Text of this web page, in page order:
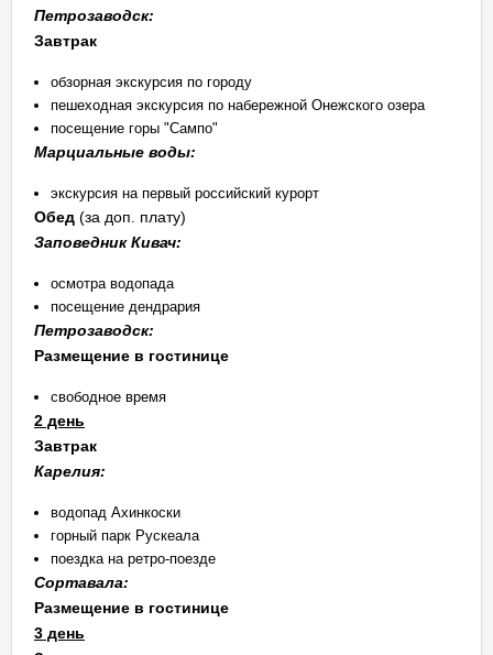
Петрозаводск:
Завтрак
обзорная экскурсия по городу
пешеходная экскурсия по набережной Онежского озера
посещение горы "Сампо"
Марциальные воды:
экскурсия на первый российский курорт
Обед (за доп. плату)
Заповедник Кивач:
осмотра водопада
посещение дендрария
Петрозаводск:
Размещение в гостинице
свободное время
2 день
Завтрак
Карелия:
водопад Ахинкоски
горный парк Рускеала
поездка на ретро-поезде
Сортавала:
Размещение в гостинице
3 день